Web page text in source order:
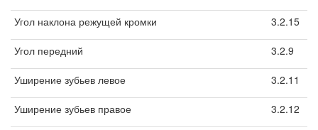
Угол наклона режущей кромки 3.2.15
Угол передний 3.2.9
Уширение зубьев левое 3.2.11
Уширение зубьев правое 3.2.12